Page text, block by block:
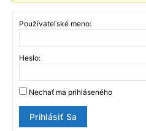
Používateľské meno:
Heslo:
Nechať ma prihláseného
Prihlásiť Sa